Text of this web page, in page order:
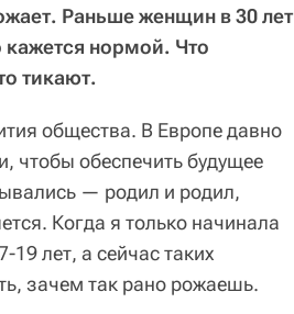
Раньше женщин в 30 лет
нормой. Что
тикают.
общества. В Европе давно
чтобы обеспечить будущее
— родил и родил,
Когда я только начинала
19 лет, а сейчас таких
зачем так рано рожаешь.